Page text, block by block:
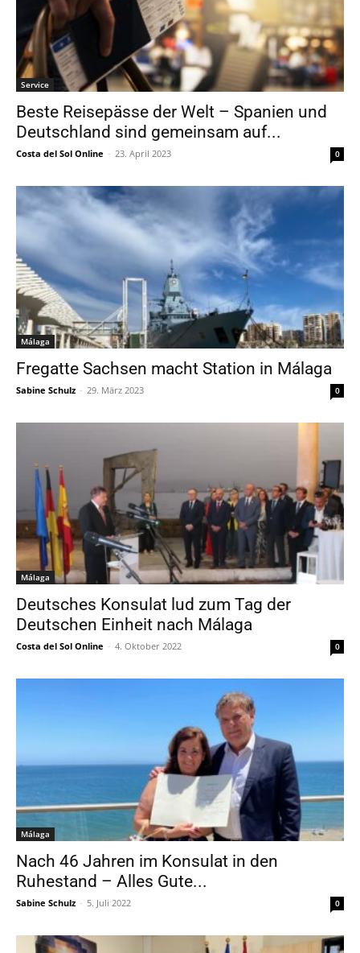
Service
Beste Reisepässe der Welt – Spanien und
Deutschland sind gemeinsam auf...
Costa del Sol Online - 23. April 2023 0
Málaga
Fregatte Sachsen macht Station in Málaga
Sabine Schulz - 29. März 2023 0
Málaga
Deutsches Konsulat lud zum Tag der
Deutschen Einheit nach Málaga
Costa del Sol Online - 4. Oktober 2022 0
Málaga
Nach 46 Jahren im Konsulat in den
Ruhestand – Alles Gute...
Sabine Schulz - 5. Juli 2022 0